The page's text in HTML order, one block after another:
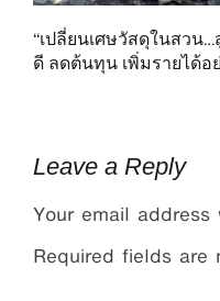
“เปลี่ยนเศษวัสดุในสว
ดี ลดต้นทุน เพิ่มรายได้อ
Leave a Reply
Your email
Required fields are